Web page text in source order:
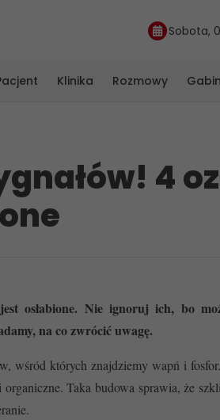
Sobota,
Klinika Rozmowy
4
osłabione. Nie ignoruj ich, bo
na co zwrócić uwagę.
wśród których znajdziemy wapń i
organiczne. Taka budowa sprawia, że